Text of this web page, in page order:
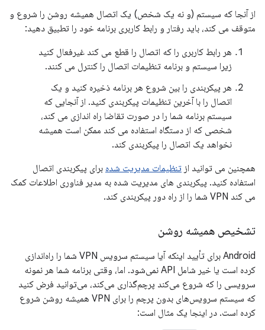
از آنجا که سیستم (و نه یک شخص) یک اتصال همیشه روشن را شروع و
متوقف می کند، باید رفتار و رابط کاربری برنامه خود را تطبیق دهید:
هر رابط کاربری را که اتصال را قطع می کند غیرفعال کنید
زیرا سیستم و برنامه تنظیمات اتصال را کنترل می کنند.
هر پیکربندی را بین شروع هر برنامه ذخیره کنید و یک
اتصال را با آخرین تنظیمات پیکربندی کنید. از آنجایی که
سیستم برنامه شما را در صورت تقاضا راه اندازی می کند،
شخصی که از دستگاه استفاده می کند ممکن است همیشه
نخواهد یک اتصال را پیکربندی کند.
همچنین می توانید از تنظیمات مدیریت شده برای پیکربندی اتصال
استفاده کنید. پیکربندی های مدیریت شده به مدیر فناوری اطلاعات کمک
می کند VPN شما را از راه دور پیکربندی کند.
تشخیص همیشه روشن
Android برای تأیید اینکه آیا سیستم سرویس VPN شما را راه‌اندازی
کرده است یا خیر شامل API نمی‌شود. اما، وقتی برنامه شما هر نمونه
سرویسی را که شروع می‌کند پرچم‌گذاری می‌کند، می‌توانید فرض کنید
که سیستم سرویس‌های بدون پرچم را برای VPN همیشه روشن شروع
کرده است. در اینجا یک مثال است: